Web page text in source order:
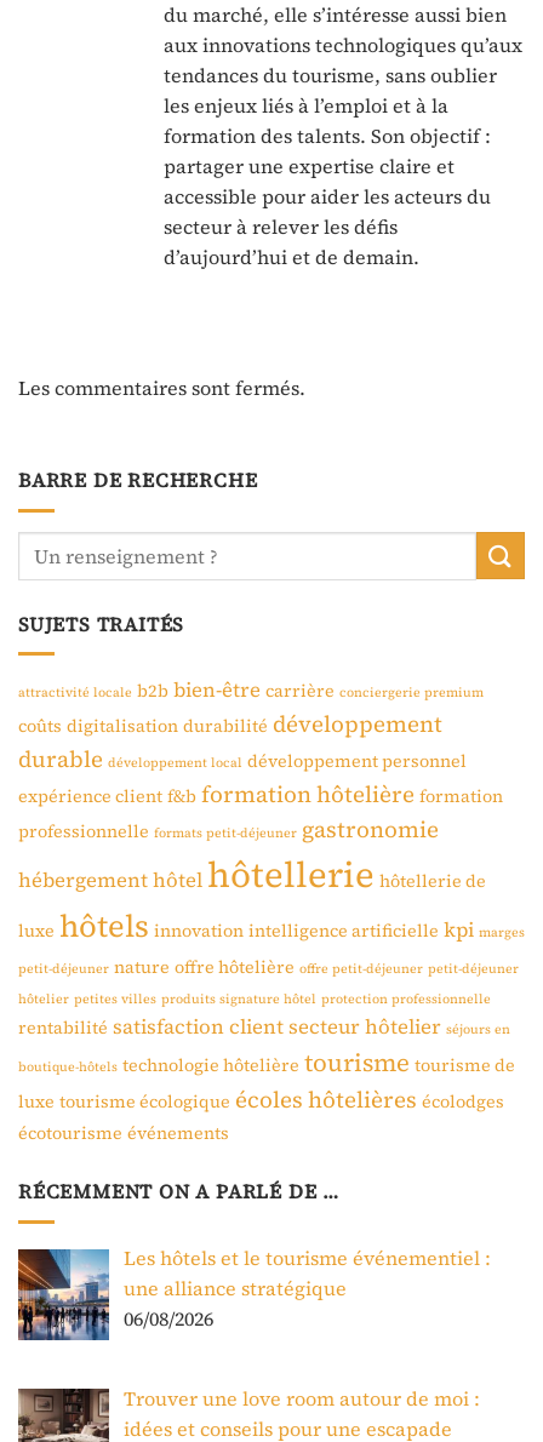
du marché, elle s’intéresse aussi bien
aux innovations technologiques qu’aux
tendances du tourisme, sans oublier
les enjeux liés à l’emploi et à la
formation des talents. Son objectif :
partager une expertise claire et
accessible pour aider les acteurs du
secteur à relever les défis
d’aujourd’hui et de demain.
Les commentaires sont fermés.
BARRE DE RECHERCHE
SUJETS TRAITÉS
attractivité locale b2b bien-être carrière conciergerie premium
coûts digitalisation durabilité développement
durable développement local développement personnel
expérience client f&b formation hôtelière formation
professionnelle formats petit-déjeuner gastronomie
hébergementhôtel hôtellerie hôtellerie de
luxe hôtels innovation intelligence artificielle kpi marges
petit-déjeuner nature offre hôtelière offre petit-déjeuner petit-déjeuner
hôtelier petites villes produits signature hôtel protection professionnelle
rentabilité satisfaction clientsecteur hôtelier séjours en
boutique-hôtels technologie hôtelière tourisme tourisme de
luxe tourisme écologique écoles hôtelières écolodges
écotourisme événements
RÉCEMMENT ON A PARLÉ DE …
Les hôtels et le tourisme événementiel :
une alliance stratégique
06/08/2026
Trouver une love room autour de moi :
idées et conseils pour une escapade